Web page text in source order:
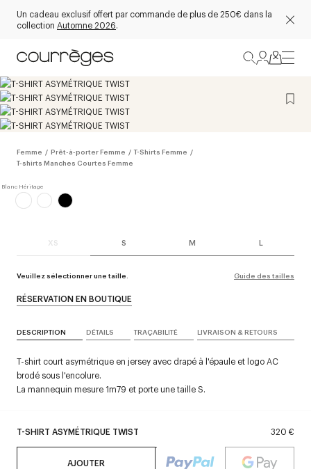
Un cadeau exclusif offert par commande de plus de 250€ dans la
collection Automne 2026.
Femme / Prêt-à-porter Femme / T-Shirts Femme /
T-shirts Manches Courtes Femme
XS S M L
Veuillez sélectionner une taille. Guide des tailles
T-SHIRT ASYMÉTRIQUE TWIST 320 €
AJOUTER
RÉSERVATION EN BOUTIQUE
DESCRIPTION DÉTAILS TRAÇABILITÉ LIVRAISON & RETOURS
T-shirt court asymétrique en jersey avec drapé à l'épaule et logo AC
brodé sous l'encolure.
La mannequin mesure 1m79 et porte une taille S.